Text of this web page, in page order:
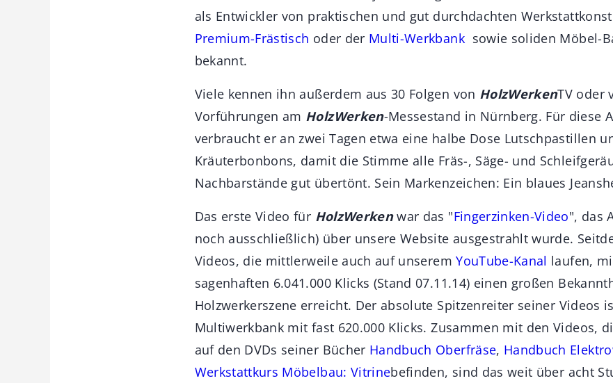
als Entwickler von praktischen und gut durchdachten
Premium-Frästisch oder der Multi-Werkbanksowie soliden Möbel-
bekannt.
Viele kennen ihn außerdem aus 30 Folgen von HolzWerkenTV oder
Vorführungen am HolzWerken-Messestand in Nürnberg. Für diese
verbraucht er an zwei Tagen etwa eine halbe Dose Lutschpastillen
Kräuterbonbons, damit die Stimme alle Fräs-, Säge- und
Nachbarstände gut übertönt. Sein Markenzeichen: Ein blaues
Das erste Video für HolzWerkenwar das "Fingerzinken-Video", das
noch ausschließlich) über unsere Website ausgestrahlt wurde.
Videos, die mittlerweile auch auf unseremYouTube-Kanal laufen,
sagenhaften 6.041.000 Klicks (Stand 07.11.14) einen großen
Holzwerkerszene erreicht. Der absolute Spitzenreiter seiner Videos
Multiwerkbank mit fast 620.000 Klicks. Zusammen mit den Videos,
auf den DVDs seiner Bücher Handbuch Oberfräse, Handbuch
Werkstattkurs Möbelbau: Vitrinebefinden, sind das weit über acht